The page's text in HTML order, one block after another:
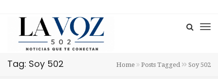
Tag: Soy 502 Home Posts Tagged Soy 502